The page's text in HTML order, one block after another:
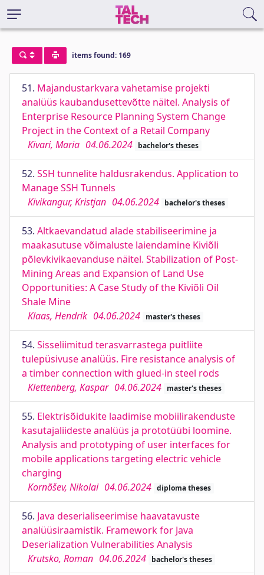
items found: 169
51. Majandustarkvara vahetamise projekti
analüüs kaubandusettevõtte näitel. Analysis of
Enterprise Resource Planning System Change
Project in the Context of a Retail Company
Kivari, Maria 04.06.2024 bachelor's theses
52. SSH tunnelite haldusrakendus. Application to
Manage SSH Tunnels
Kivikangur, Kristjan 04.06.2024 bachelor's theses
53. Altkaevandatud alade stabiliseerimine ja
maakasutuse võimaluste laiendamine Kiviõli
põlevkivikaevanduse näitel. Stabilization of Post-
Mining Areas and Expansion of Land Use
Opportunities: A Case Study of the Kiviõli Oil
Shale Mine
Klaas, Hendrik 04.06.2024 master's theses
54. Sisseliimitud terasvarrastega puitliite
tulepüsivuse analüüs. Fire resistance analysis of
a timber connection with glued-in steel rods
Klettenberg, Kaspar 04.06.2024 master's theses
55. Elektrisõidukite laadimise mobiilirakenduste
kasutajaliideste analüüs ja prototüübi loomine.
Analysis and prototyping of user interfaces for
mobile applications targeting electric vehicle
charging
Kornõšev, Nikolai 04.06.2024 diploma theses
56. Java deserialiseerimise haavatavuste
analüüsiraamistik. Framework for Java
Deserialization Vulnerabilities Analysis
Krutsko, Roman 04.06.2024 bachelor's theses